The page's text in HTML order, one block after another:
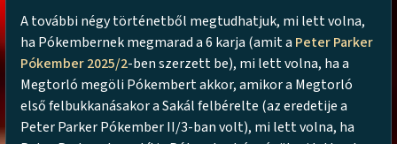
A további négy történetből megtudhatjuk, mi lett volna,
ha Pókembernek megmarad a 6 karja (amit a Peter Parker
Pókember 2025/2-ben szerzett be), mi lett volna, ha a
Megtorló megöli Pókembert akkor, amikor a Megtorló
első felbukkanásakor a Sakál felbérelte (az eredetije a
Peter Parker Pókember II/3-ban volt), mi lett volna, ha